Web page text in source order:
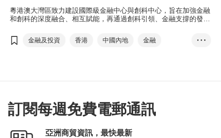
粵港澳大灣區致力建設國際級金融中心與創科中心，旨在加強金融
和創科的深度融合、相互賦能，再通過創科引領、金融支撐的發展
金融及投資 香港 中國內地
金融
王磊
• • •
訂閱每週免費電郵通訊
亞洲商貿資訊，最快最新